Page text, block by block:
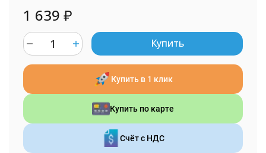
1 639 ₽
Купить
Купить в 1 клик
Купить по карте
Счёт с НДС